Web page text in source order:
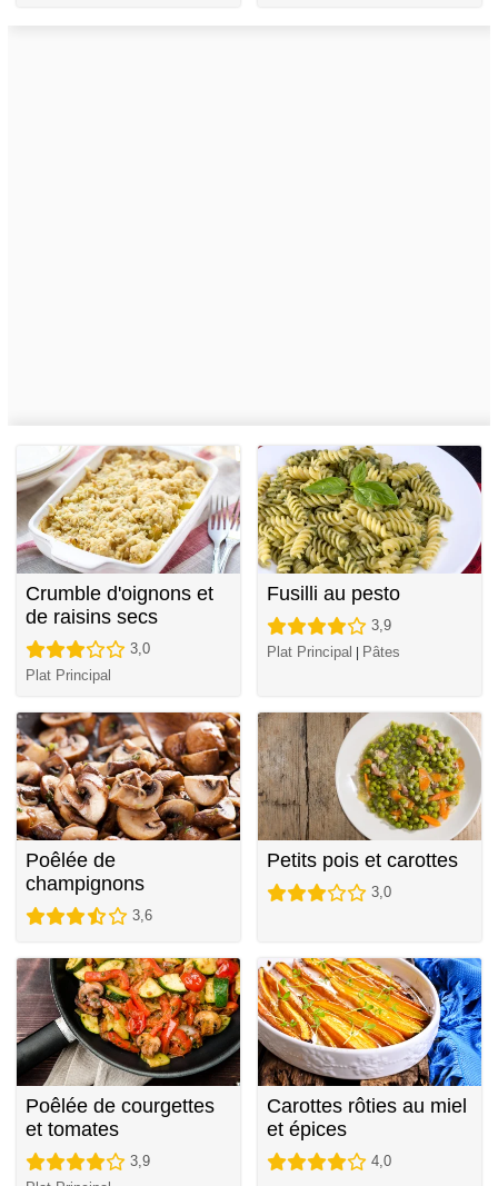
Crumble d'oignons et
de raisins secs
3,0
Plat Principal
Fusilli au pesto
3,9
Plat Principal
Pâtes
Poêlée de
champignons
3,6
Petits pois et carottes
3,0
Poêlée de courgettes
et tomates
3,9
Carottes rôties au miel
et épices
4,0